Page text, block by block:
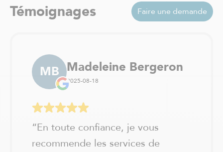
Témoignages Faire une demande
MB Madeleine Bergeron
2025-08-18
“En toute confiance, je vous
recommende les services de